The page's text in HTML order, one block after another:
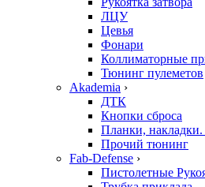
ЛЦУ
Цевья
Фонари
Коллиматорные
Тюнинг пулеметов
Akademia ›
ДТК
Кнопки сброса
Планки,
Прочий тюнинг
Fab-Defense ›
Пистолетные